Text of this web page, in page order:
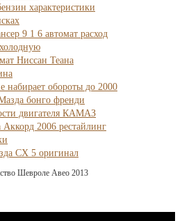
характеристики
9 1 6 автомат расход
Ниссан Теана
набирает обороты до 2000
бонго френди
двигателя КАМАЗ
2006 рестайлинг
СХ 5 оригинал
Шевроле Авео 2013